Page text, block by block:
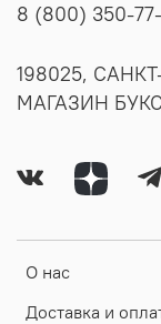
О нас
Доставка и
8 (800) 350-
198025,
МАГАЗИН